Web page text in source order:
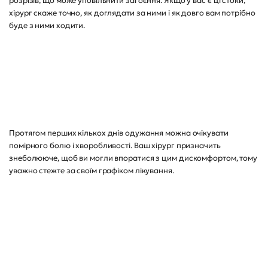
хірург скаже точно, як доглядати за ними і як довго вам потрібно
буде з ними ходити.
Протягом перших кількох днів одужання можна очікувати
помірного болю і хворобливості. Ваш хірург призначить
знеболююче, щоб ви могли впоратися з цим дискомфортом, тому
уважно стежте за своїм графіком лікування.